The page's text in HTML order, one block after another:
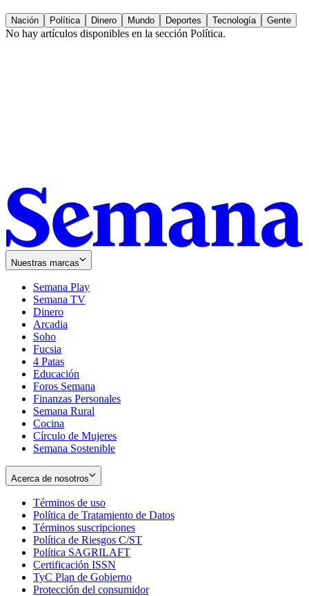
Nación Política Dinero Mundo Deportes Tecnología Gente
No hay artículos disponibles en la sección Política.
Nuestras marcas
Semana Play
Semana TV
Dinero
Arcadia
Soho
in
new
window
Fucsia
in
new
window
4 Patas
Educación
Foros Semana
Finanzas Personales
Semana Rural
Cocina
Círculo de Mujeres
Semana Sostenible
Acerca de nosotros
Términos de uso
in
new
window
Política de Tratamiento de Datos
Términos suscripciones
in
Política de Riesgos C/ST
Política SAGRILAFT
new
window
Certificación ISSN
in
new
TyC Plan de Gobierno
in
Protección del consumidorOpens